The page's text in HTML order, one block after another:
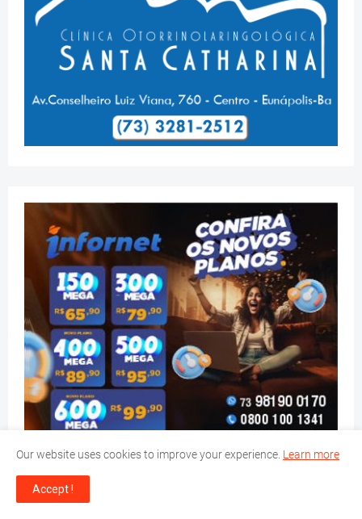
Our website uses cookies to improve your experience. Learn more
Accept !